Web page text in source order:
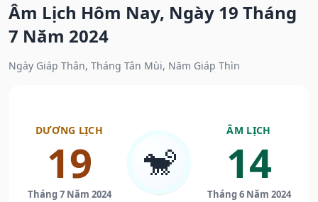
Âm Lịch Hôm Nay, Ngày 19 Tháng
7 Năm 2024
Ngày Giáp Thân, Tháng Tân Mùi, Năm Giáp Thìn
DƯƠNG LỊCH
19
Tháng 7 Năm 2024
🐒
ÂM LỊCH
14
Tháng 6 Năm 2024